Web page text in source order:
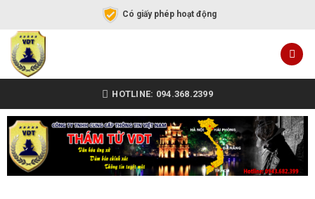
Có giấy phép hoạt động
HOTLINE: 094.368.2399